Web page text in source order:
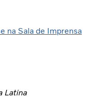
na Sala de Imprensa
Latina